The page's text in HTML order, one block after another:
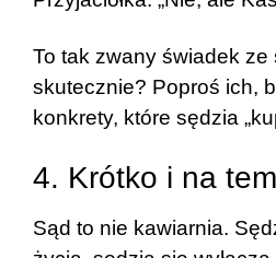
To tak zwany świadek ze
skutecznie? Poproś ich,
konkrety, które sędzia
4. Krótko i na
Sąd to nie kawiarnia.